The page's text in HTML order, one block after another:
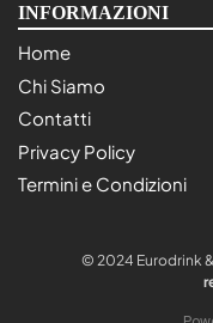
INFORMAZIONI
Home
Chi Siamo
Contatti
Privacy Policy
Termini e Condizioni
© 2024 Eurodrink &